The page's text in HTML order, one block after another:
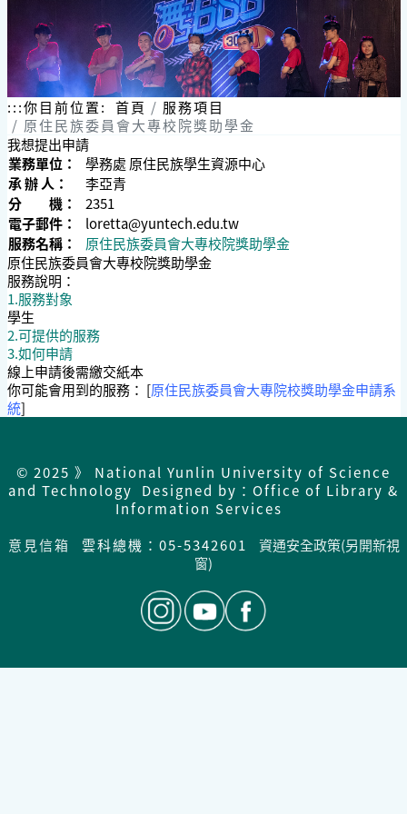
:::你目前位置: 首頁
服務項目
原住民族委員會大專校院獎助學金
我想提出申請
業務單位：
學務處 原住民族學生資源中心
承 辦 人：
李亞青
分 機：
2351
電子郵件：
loretta@yuntech.edu.tw
服務名稱：
原住民族委員會大專校院獎助學金
原住民族委員會大專校院獎助學金
服務說明：
1.服務對象
學生
2.可提供的服務
3.如何申請
線上申請後需繳交紙本
你可能會用到的服務： [原住民族委員會大專院校獎助學金申請系
統]
© 2025 》 National Yunlin University of Science
and Technology Designed by：Office of Library &
Information Services
意見信箱
雲科總機：05-5342601
資通安全政策(另開新視
窗)